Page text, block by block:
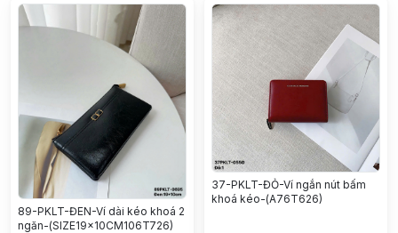
89-PKLT-ĐEN-Ví dài kéo khoá 2
ngăn-(SIZE19x10CM106T726)
37-PKLT-ĐỎ-Ví ngắn nút bấm
khoá kéo-(A76T626)